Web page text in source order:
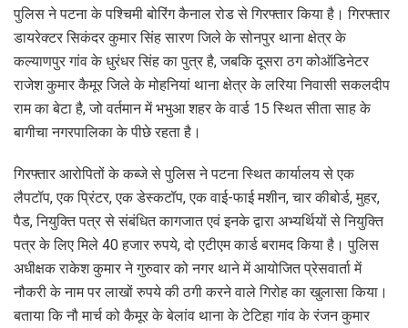
पुलिस ने पटना के पश्चिमी बोरिंग कैनाल रोड से गिरफ्तार किया है। गिरफ्तार
डायरेक्टर सिकंदर कुमार सिंह सारण जिले के सोनपुर थाना क्षेत्र के
कल्याणपुर गांव के धुरंधर सिंह का पुत्र है, जबकि दूसरा ठग कोऑडिनेटर
राजेश कुमार कैमूर जिले के मोहनियां थाना क्षेत्र के लरिया निवासी सकलदीप
राम का बेटा है, जो वर्तमान में भभुआ शहर के वार्ड 15 स्थित सीता साह के
बागीचा नगरपालिका के पीछे रहता है।
गिरफ्तार आरोपितों के कब्जे से पुलिस ने पटना स्थित कार्यालय से एक
लैपटॉप, एक प्रिंटर, एक डेस्कटॉप, एक वाई-फाई मशीन, चार कीबोर्ड, मुहर,
पैड, नियुक्ति पत्र से संबंधित कागजात एवं इनके द्वारा अभ्यर्थियों से नियुक्ति
पत्र के लिए मिले 40 हजार रुपये, दो एटीएम कार्ड बरामद किया है। पुलिस
अधीक्षक राकेश कुमार ने गुरुवार को नगर थाने में आयोजित प्रेसवार्ता में
नौकरी के नाम पर लाखों रुपये की ठगी करने वाले गिरोह का खुलासा किया।
बताया कि नौ मार्च को कैमूर के बेलांव थाना के टेटिहा गांव के रंजन कुमार